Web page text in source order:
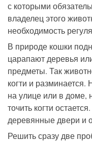
с которыми
владелец этого
необходимость
В природе кошки
царапают деревья
предметы. Так
когти и разминается.
на улице или в доме,
точить когти
деревянные двери и
Решить сразу две